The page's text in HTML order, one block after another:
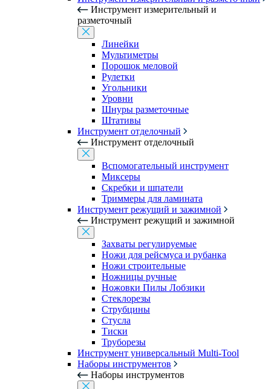
Инструмент измерительный и
разметочный
Линейки
Мультиметры
Порошок меловой
Рулетки
Угольники
Уровни
Шнуры разметочные
Штативы
Инструмент отделочный
Инструмент отделочный
Вспомогательный инструмент
Миксеры
Скребки и шпатели
Триммеры для ламината
Инструмент режущий и зажимной
Инструмент режущий и зажимной
Захваты регулируемые
Ножи для рейсмуса и рубанка
Ножи строительные
Ножницы ручные
Ножовки Пилы Лобзики
Стеклорезы
Струбцины
Стусла
Тиски
Труборезы
Инструмент универсальный Multi-Tool
Наборы инструментов
Наборы инструментов